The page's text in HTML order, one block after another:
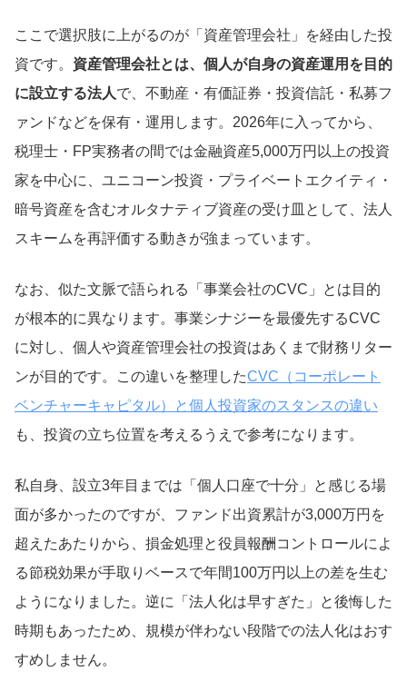
ここで選択肢に上がるのが「資産管理会社」を経由した投
資です。 資産管理会社とは、個人が自身の資産運用を目的
に設立する法人で、不動産・有価証券・投資信託・私募フ
ァンドなどを保有・運用します。2026年に入ってから、
税理士・FP実務者の間では金融資産5,000万円以上の投資
家を中心に、ユニコーン投資・プライベートエクイティ・
暗号資産を含むオルタナティブ資産の受け皿として、法人
スキームを再評価する動きが強まっています。
なお、似た文脈で語られる「事業会社のCVC」とは目的
が根本的に異なります。事業シナジーを最優先するCVC
に対し、個人や資産管理会社の投資はあくまで財務リター
ンが目的です。この違いを整理したCVC（コーポレート
ベンチャーキャピタル）と個人投資家のスタンスの違い
も、投資の立ち位置を考えるうえで参考になります。
私自身、設立3年目までは「個人口座で十分」と感じる場
面が多かったのですが、ファンド出資累計が3,000万円を
超えたあたりから、損金処理と役員報酬コントロールによ
る節税効果が手取りベースで年間100万円以上の差を生む
ようになりました。逆に「法人化は早すぎた」と後悔した
時期もあったため、規模が伴わない段階での法人化はおす
すめしません。